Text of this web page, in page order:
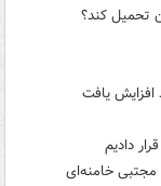
تحمیل کند؟
دادیم